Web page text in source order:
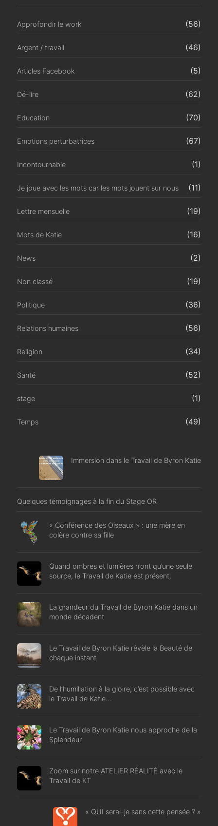
Approfondir le work (56)
Argent / travail (46)
Articles Facebook (5)
Dé-lire (62)
Education (70)
Emotions perturbatrices (67)
Incontournable (1)
Je joue avec les mots car les mots jouent sur nous (11)
Lettre mensuelle (19)
Mots de Katie (16)
News (2)
Non classé (19)
Politique (36)
Relations humaines (56)
Religion (34)
Santé (52)
stage (1)
Temps (49)
Immersion dans le Travail de Byron Katie
Quelques témoignages à la fin du Stage OR
« Conférence des Oiseaux » : une mère en
colère contre sa fille
Quand ombres et lumières n’ont qu’une seule
source, le Travail de Katie est présent.
La grandeur du Travail de Byron Katie dans un
monde décadent
Le Travail de Byron Katie révèle la Beauté de
chaque instant
De l’humiliation à la gloire, c’est possible avec
le Travail de Katie…
Le Travail de Byron Katie nous approche de la
Splendeur
Zoom sur notre ATELIER RÉALITÉ avec le
Travail de KT
« QUI serai-je sans cette pensée ? »